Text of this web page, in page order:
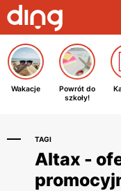
Wakacje
Powrót do
szkoły!
TAGI
Altax -